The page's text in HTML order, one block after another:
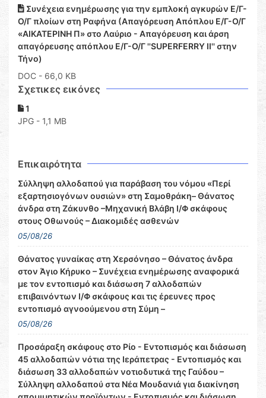
Συνέχεια ενημέρωσης για την εμπλοκή αγκυρών Ε/Γ-
Ο/Γ πλοίων στη Ραφήνα (Απαγόρευση Απόπλου Ε/Γ-Ο/Γ
«ΑΙΚΑΤΕΡΙΝΗ Π» στο Λαύριο - Απαγόρευση και άρση
απαγόρευσης απόπλου Ε/Γ-Ο/Γ ''SUPERFERRY II'' στην
Τήνο)
DOC - 66,0 KB
Σχετικες εικόνες
1
JPG - 1,1 MB
Επικαιρότητα
Σύλληψη αλλοδαπού για παράβαση του νόμου «Περί
εξαρτησιογόνων ουσιών» στη Σαμοθράκη– Θάνατος
άνδρα στη Ζάκυνθο –Μηχανική Βλάβη Ι/Φ σκάφους
στους Οθωνούς – Διακομιδές ασθενών
05/08/26
Θάνατος γυναίκας στη Χερσόνησο – Θάνατος άνδρα
στον Άγιο Κήρυκο – Συνέχεια ενημέρωσης αναφορικά
με τον εντοπισμό και διάσωση 7 αλλοδαπών
επιβαινόντων Ι/Φ σκάφους και τις έρευνες προς
εντοπισμό αγνοούμενου στη Σύμη –
05/08/26
Προσάραξη σκάφους στο Ρίο - Εντοπισμός και διάσωση
45 αλλοδαπών νότια της Ιεράπετρας - Εντοπισμός και
διάσωση 33 αλλοδαπών νοτιοδυτικά της Γαύδου –
Σύλληψη αλλοδαπού στα Νέα Μουδανιά για διακίνηση